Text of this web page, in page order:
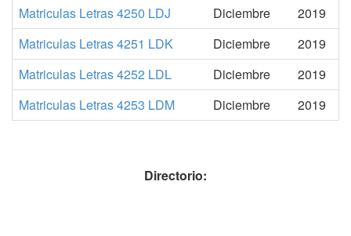
Matriculas Letras 4250 LDJ
Diciembre
2019
Matriculas Letras 4251 LDK
Diciembre
2019
Matriculas Letras 4252 LDL
Diciembre
2019
Matriculas Letras 4253 LDM
Diciembre 2019
Directorio: